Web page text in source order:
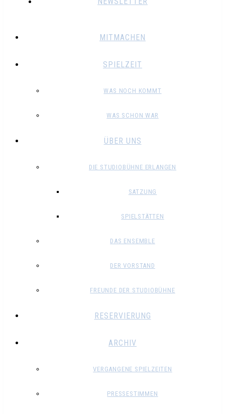
MITMACHEN
SPIELZEIT
WAS NOCH KOMMT
WAS SCHON WAR
ÜBER UNS
DIE STUDIOBÜHNE ERLANGEN
SATZUNG
SPIELSTÄTTEN
DAS ENSEMBLE
DER VORSTAND
FREUNDE DER STUDIOBÜHNE
RESERVIERUNG
ARCHIV
VERGANGENE SPIELZEITEN
PRESSESTIMMEN